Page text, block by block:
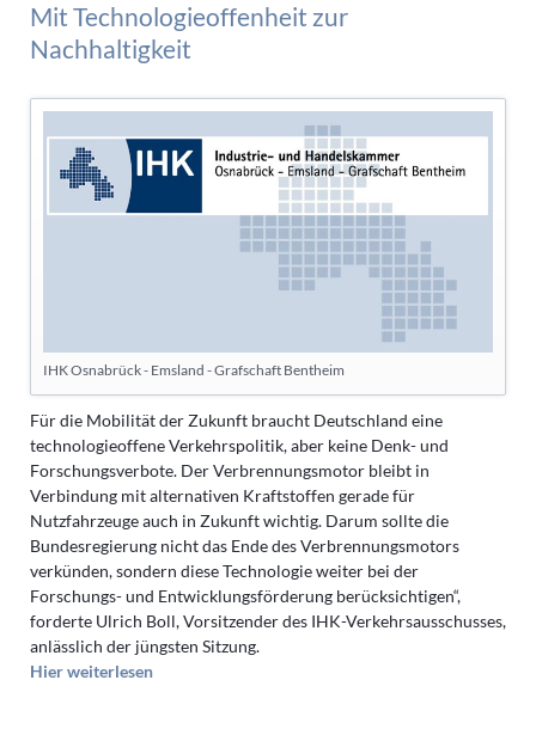
Mit Technologieoffenheit zur
Nachhaltigkeit
IHK Osnabrück - Emsland - Grafschaft Bentheim
Für die Mobilität der Zukunft braucht Deutschland eine
technologieoffene Verkehrspolitik, aber keine Denk- und
Forschungsverbote. Der Verbrennungsmotor bleibt in
Verbindung mit alternativen Kraftstoffen gerade für
Nutzfahrzeuge auch in Zukunft wichtig. Darum sollte die
Bundesregierung nicht das Ende des Verbrennungsmotors
verkünden, sondern diese Technologie weiter bei der
Forschungs- und Entwicklungsförderung berücksichtigen“,
forderte Ulrich Boll, Vorsitzender des IHK-Verkehrsausschusses,
anlässlich der jüngsten Sitzung.
Hier weiterlesen